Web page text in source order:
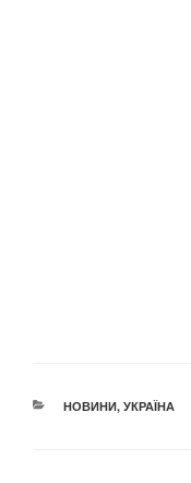
КАТЕГОРІЇ
НОВИНИ, УКРАЇНА